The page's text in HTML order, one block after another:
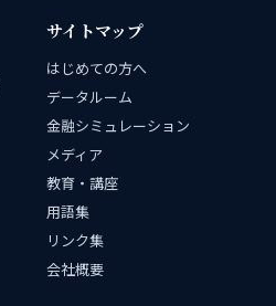
サイトマップ
はじめての方へ
データルーム
金融シミュレーション
メディア
教育・講座
用語集
リンク集
会社概要